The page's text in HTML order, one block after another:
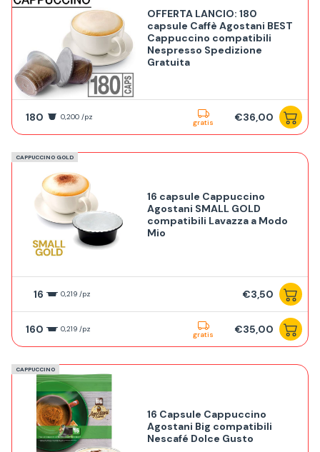
OFFERTA LANCIO: 180
capsule Caffè Agostani BEST
Cappuccino compatibili
Nespresso Spedizione
Gratuita
180 0,200 /pz
gratis €36,00
CAPPUCCINO GOLD
16 capsule Cappuccino
Agostani SMALL GOLD
compatibili Lavazza a Modo
Mio
16 0,219 /pz €3,50
160 0,219 /pz
gratis €35,00
CAPPUCCINO
16 Capsule Cappuccino
Agostani Big compatibili
Nescafé Dolce Gusto